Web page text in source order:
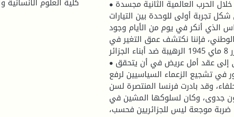
• لقد ظهرت حقيقة الدعوة إلى الاستقلال خلال الحرب العالمية الثانية مجسدة
تجربة أولى للوحدة بين التيارات
الذي أنكر في يوم من الأيام وجود
فإننا نكتشف عمق التغير في
الأفكار التحررية وخاصة بعد مجازر 8 ماي 1945 الرهيبة ضد أبناء الجزائر.
• أن انهزام فرنسا المبكر على يد ألمانيا أدى إلى عقد أمل عريض في أن يتحقق
في تشجيع الزعماء السياسيين لرفع
وقد بادرت فرنسا المنتصرة لسن
جدوى، وكان لسلوكها المشين في
ضربة موجعة ليس للجزائريين فحسب،